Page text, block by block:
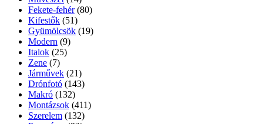
Fekete-fehér (80)
Kifestők (51)
Gyümölcsök (19)
Modern (9)
Italok (25)
Zene (7)
Járművek (21)
Drónfotó (143)
Makró (132)
Montázsok (411)
Szerelem (132)